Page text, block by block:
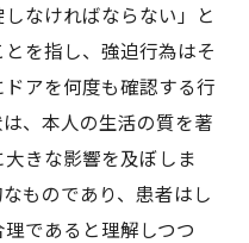
の重要性
効果的な治療法とは
の効果
の重要性と実践方法
ける最新の研究と技
なければならない」と
を指し、強迫行為はそ
アを何度も確認する行
、本人の生活の質を著
きな影響を及ぼしま
ものであり、患者はし
であると理解しつつ